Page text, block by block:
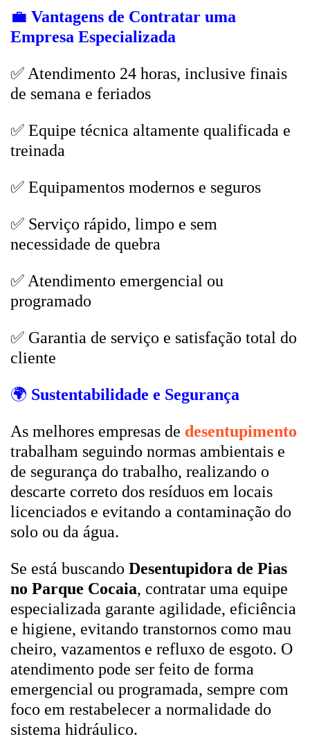
💼 Vantagens de Contratar uma
Empresa Especializada
✅ Atendimento 24 horas, inclusive finais
de semana e feriados
✅ Equipe técnica altamente qualificada e
treinada
✅ Equipamentos modernos e seguros
✅ Serviço rápido, limpo e sem
necessidade de quebra
✅ Atendimento emergencial ou
programado
✅ Garantia de serviço e satisfação total do
cliente
🌍 Sustentabilidade e Segurança
As melhores empresas de desentupimento
trabalham seguindo normas ambientais e
de segurança do trabalho, realizando o
descarte correto dos resíduos em locais
licenciados e evitando a contaminação do
solo ou da água.
Se está buscando Desentupidora de Pias
no Parque Cocaia, contratar uma equipe
especializada garante agilidade, eficiência
e higiene, evitando transtornos como mau
cheiro, vazamentos e refluxo de esgoto. O
atendimento pode ser feito de forma
emergencial ou programada, sempre com
foco em restabelecer a normalidade do
sistema hidráulico.